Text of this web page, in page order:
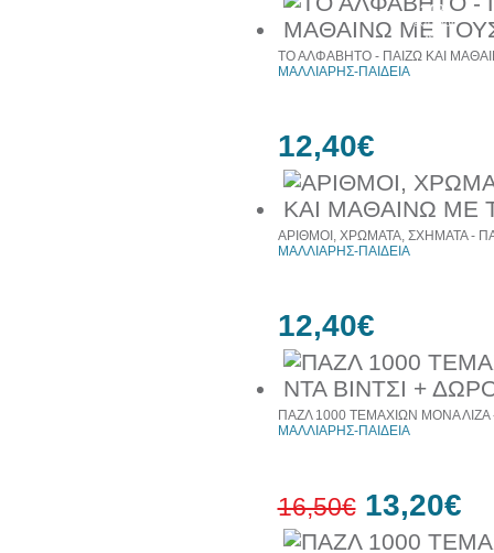
30%
έκπτωση
web
ΤΟ ΑΛΦΑΒΗΤΟ - ΠΑΙΖΩ ΚΑΙ
ΜΑΛΛΙΑΡΗΣ-ΠΑΙΔΕΙΑ
12,40€
ΑΡΙΘΜΟΙ, ΧΡΩΜΑΤΑ, ΣΧΗΜΑΤΑ -
ΜΑΛΛΙΑΡΗΣ-ΠΑΙΔΕΙΑ
12,40€
ΠΑΖΛ 1000 ΤΕΜΑΧΙΩΝ ΜΟΝΑ
ΜΑΛΛΙΑΡΗΣ-ΠΑΙΔΕΙΑ
16,50€ 13,20€